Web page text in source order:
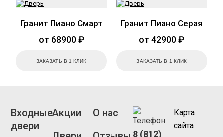
Гранит Пиано Смарт
от 68900 ₽
ЗАКАЗАТЬ В 1 КЛИК
Гранит Пиано Серая
от 42900 ₽
ЗАКАЗАТЬ В 1 КЛИК
Входные
двери
Акции
О нас
8 (812)
Карта
сайта